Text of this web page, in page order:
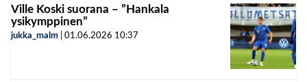
Ville Koski suorana – ”Hankala
ysikymppinen”
jukka_malm 01.06.2026 10:37